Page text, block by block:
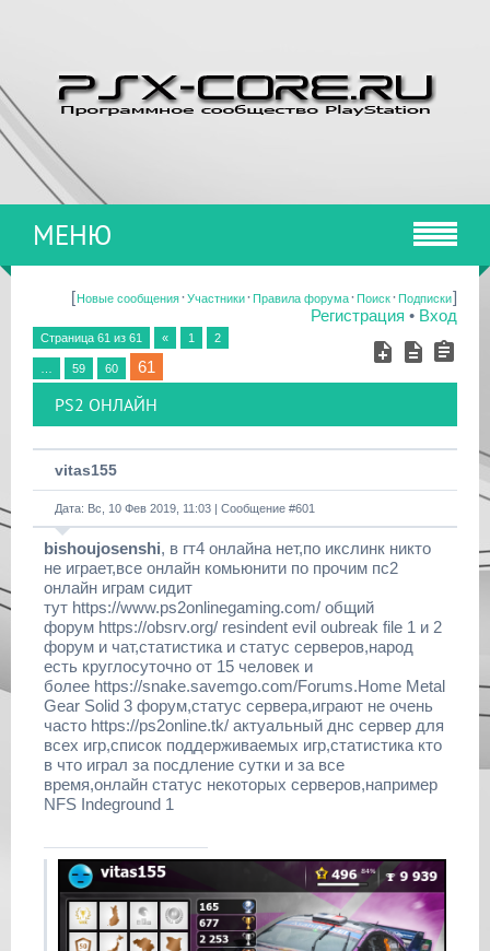
МЕНЮ
[Новые сообщения·Участники·Правила форума·Поиск·Подписки]
Регистрация • Вход
Страница 61 из 61 « 1 2
59 60 61
PS2 ОНЛАЙН
vitas155
Дата: Вс, 10 Фев 2019, 11:03 | Сообщение #601
bishoujosenshi, в гт4 онлайна нет,по икслинк никто
не играет,все онлайн комьюнити по прочим пс2
онлайн играм сидит
тут https://www.ps2onlinegaming.com/ общий
форум https://obsrv.org/ resindent evil oubreak file 1 и 2
форум и чат,статистика и статус серверов,народ
есть круглосуточно от 15 человек и
более https://snake.savemgo.com/Forums.Home Metal
Gear Solid 3 форум,статус сервера,играют не очень
часто https://ps2online.tk/ актуальный днс сервер для
всех игр,список поддерживаемых игр,статистика кто
в что играл за посдление сутки и за все
время,онлайн статус некоторых серверов,например
NFS Indeground 1